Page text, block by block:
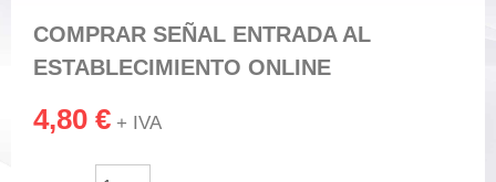
COMPRAR SEÑAL ENTRADA AL
ESTABLECIMIENTO ONLINE
4,80 € + IVA